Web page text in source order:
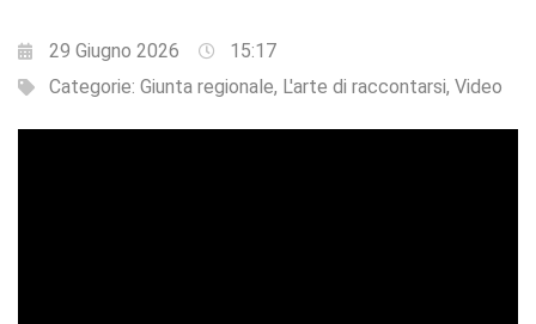
29 Giugno 2026
15:17
Categorie: Giunta regionale, L'arte di raccontarsi, Video